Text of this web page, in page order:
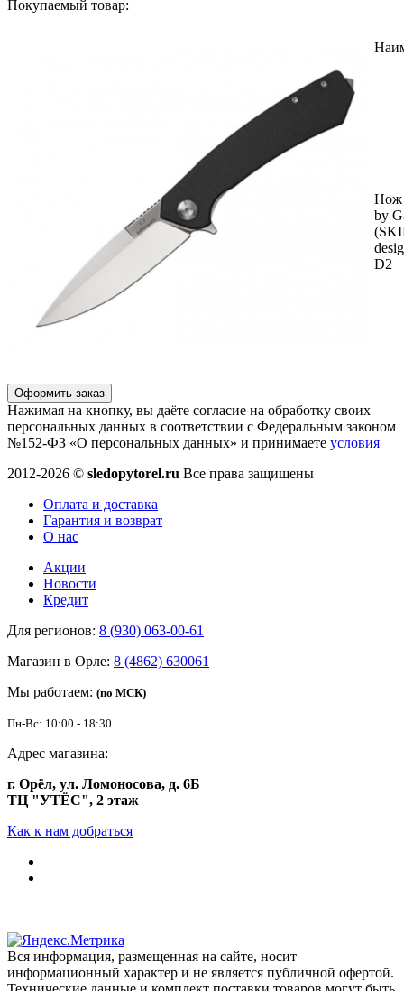
Покупаемый товар:
Нож
by
D2
Оформить заказ
Нажимая на кнопку, вы даёте согласие на обработку своих
персональных данных в соответствии с Федеральным законом
№152-ФЗ «О персональных данных» и принимаете условия
2012-2026 © sledopytorel.ru Все права защищены
Оплата и доставка
Гарантия и возврат
О нас
Акции
Новости
Кредит
Для регионов: 8 (930) 063-00-61
Магазин в Орле: 8 (4862) 630061
Мы работаем: (по МСК)
Пн-Вс: 10:00 - 18:30
Адрес магазина:
г. Орёл, ул. Ломоносова, д. 6Б
ТЦ "УТЁС", 2 этаж
Как к нам добраться
Вся информация, размещенная на сайте, носит
информационный характер и не является публичной офертой.